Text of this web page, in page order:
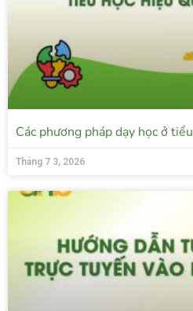
Các phương pháp dạy học ở
Tháng 7 3, 2026